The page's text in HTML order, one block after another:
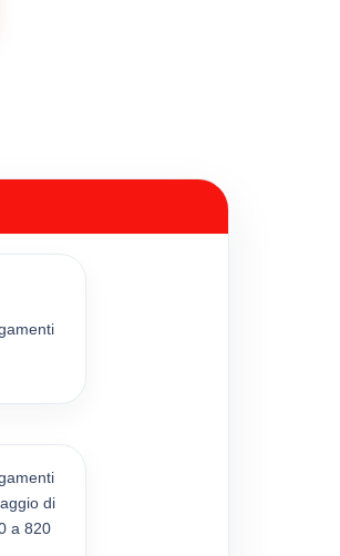
di
a 820